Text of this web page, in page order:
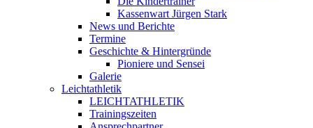
Kassenwart Jürgen Stark
News und Berichte
Termine
Geschichte & Hintergründe
Pioniere und Sensei
Galerie
Leichtathletik
LEICHTATHLETIK
Trainingszeiten